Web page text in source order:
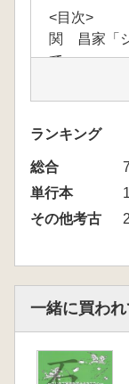
<目次>
関 昌家「
て」
吉原耕一郎
大沼克彦「
の」
安斎正人「
渡邉 晶「石
以前の建築
鈴木良次「
ランキング
総合
単行本
その他考古
一緒に買わ